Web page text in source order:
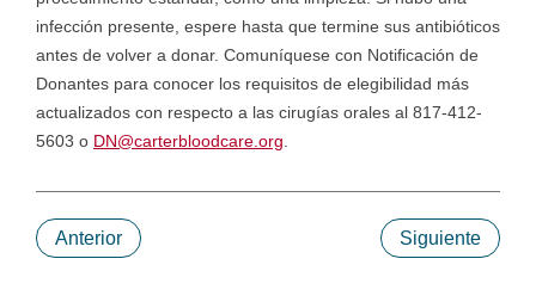
infección presente, espere hasta que termine sus antibióticos
antes de volver a donar. Comuníquese con Notificación de
Donantes para conocer los requisitos de elegibilidad más
actualizados con respecto a las cirugías orales al 817-412-
5603 o DN@carterbloodcare.org
Anterior Siguiente